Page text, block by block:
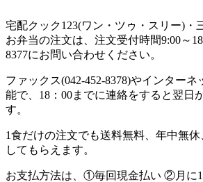
宅配クック123(ワン・ツゥ・スリー)・
お弁当の注文は、注文受付時間9:00～
8377にお問い合わせください。
ファックス(042-452-8378)やインター
能で、18：00までに連絡をすると翌日
す。
1食だけの注文でも送料無料、年中無
してもらえます。
お支払方法は、①毎回現金払い ②月に